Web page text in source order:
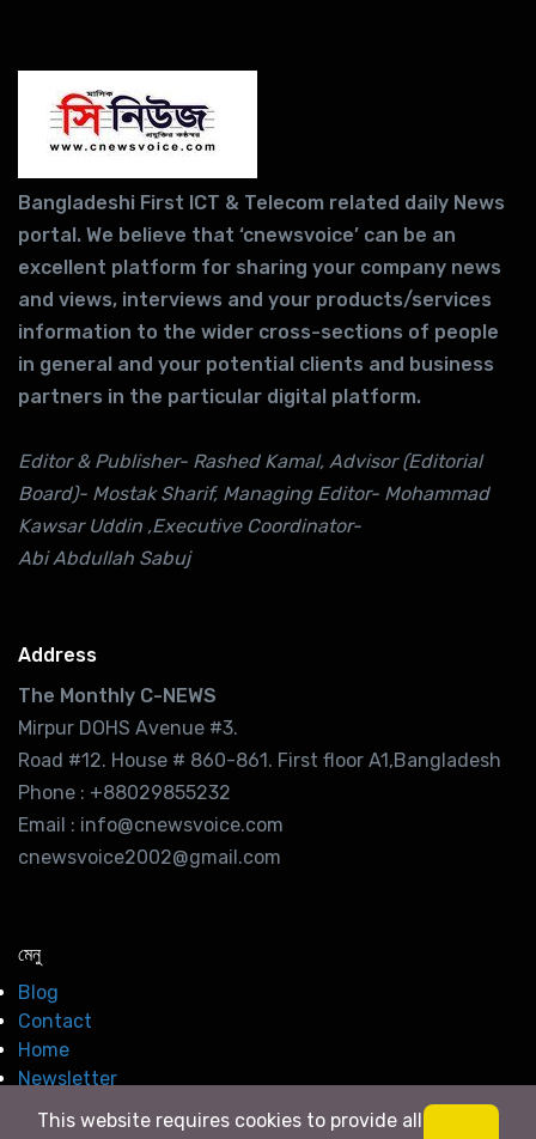
Bangladeshi First ICT & Telecom related daily News
portal. We believe that ‘cnewsvoice’ can be an
excellent platform for sharing your company news
and views, interviews and your products/services
information to the wider cross-sections of people
in general and your potential clients and business
partners in the particular digital platform.
Editor & Publisher- Rashed Kamal, Advisor (Editorial
Board)- Mostak Sharif, Managing Editor- Mohammad
Kawsar Uddin ,Executive Coordinator-
Abi Abdullah Sabuj
Address
The Monthly C-NEWS
Mirpur DOHS Avenue #3.
Road #12. House # 860-861. First floor A1,Bangladesh
Phone : +88029855232
Email : info@cnewsvoice.com
cnewsvoice2002@gmail.com
মেনু
Blog
Contact
Home
Newsletter
This website requires cookies to provide all